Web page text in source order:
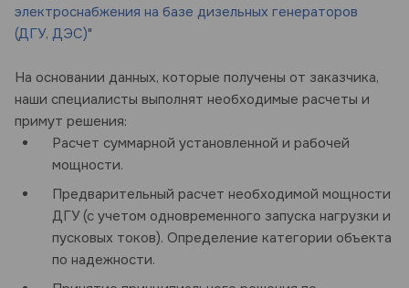
электроснабжения на базе дизельных генераторов
(ДГУ, ДЭС)"
На основании данных, которые получены от заказчика,
наши специалисты выполнят необходимые расчеты и
примут решения:
Расчет суммарной установленной и рабочей
мощности.
Предварительный расчет необходимой мощности
ДГУ (с учетом одновременного запуска нагрузки и
пусковых токов). Определение категории объекта
по надежности.